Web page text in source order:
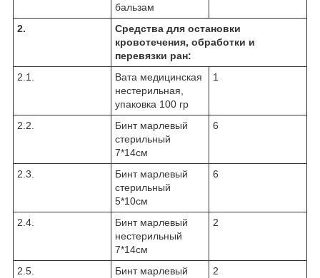
бальзам
2.
Средства для остановки
кровотечения, обработки и
перевязки ран:
2.1.
Вата медицинская
нестерильная,
упаковка 100 гр
1
2.2.
Бинт марлевый
стерильный
7*14см
6
2.3.
Бинт марлевый
стерильный
5*10см
6
2.4.
Бинт марлевый
нестерильный
7*14см
2
2.5.
Бинт марлевый
2